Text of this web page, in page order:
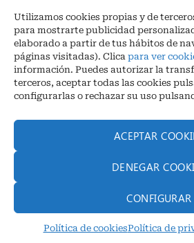
Utilizamos cookies propias y de
para mostrarte publicidad
elaborado a partir de tus hábitos de
páginas visitadas). Clica para ver
información. Puedes autorizar la
terceros, aceptar todas las cookies
configurarlas o rechazar su uso
ACEPTAR
DENEGAR
CONFIGURAR
Política de cookiesPolítica de
Ctra. A-3132, De Aguilar a A-318 por
España
COORDENADAS: Latitud: 37,40 – Longitud
30 68
info@infrico.com Infrico SL 2026©.